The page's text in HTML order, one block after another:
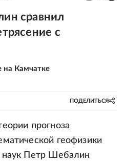
сравнил
с
на Камчатке
ПОДЕЛИТЬСЯ
прогноза
геофизики
наук Петр Шебалин